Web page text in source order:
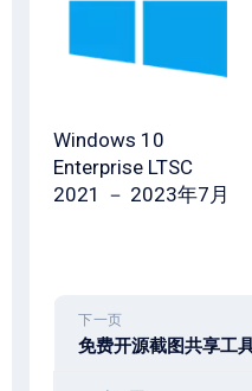
Windows 10
Enterprise LTSC
2021 － 2023年7月
下一页